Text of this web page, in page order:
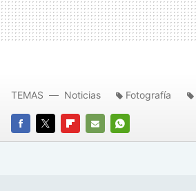
FACEBOOK
TWITTERFLIPBOARD
E-
WHATSAPP
TEMAS Noticias Fotografía